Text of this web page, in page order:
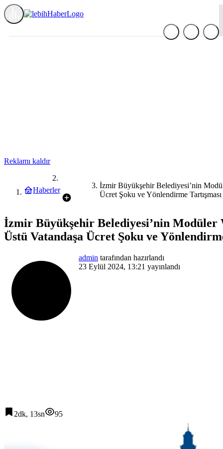
Reklamı kaldır
Haberler
Haber
İzmir Büyükşehir Belediyesi’nin
Ücret Şoku ve Yönlendirme Tartışması
İzmir Büyükşehir Belediyesi’nin Modüler
Üstü Vatandaşa Ücret Şoku ve
admin tarafından hazırlandı
23 Eylül 2024, 13:21 yayınlandı
2dk, 13sn 95